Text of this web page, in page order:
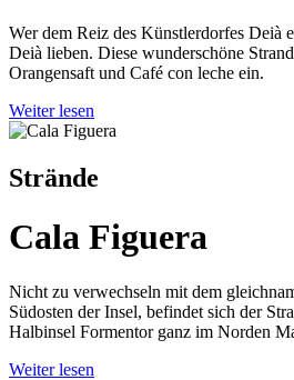
Wer dem Reiz des Künstlerdorfes Deià
Deià lieben. Diese wunderschöne
Orangensaft und Café con leche ein.
Weiter lesen
Strände
Cala Figuera
Nicht zu verwechseln mit dem
Südosten der Insel, befindet sich der
Halbinsel Formentor ganz im Norden
Weiter lesen